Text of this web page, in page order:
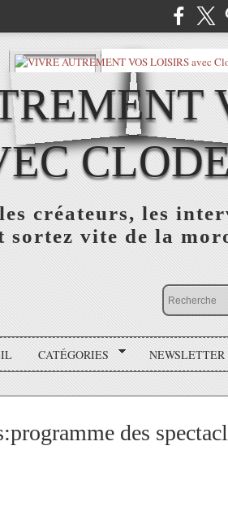
créateurs, les
sortez vite de la
CATÉGORIES NEWSLETTER
des